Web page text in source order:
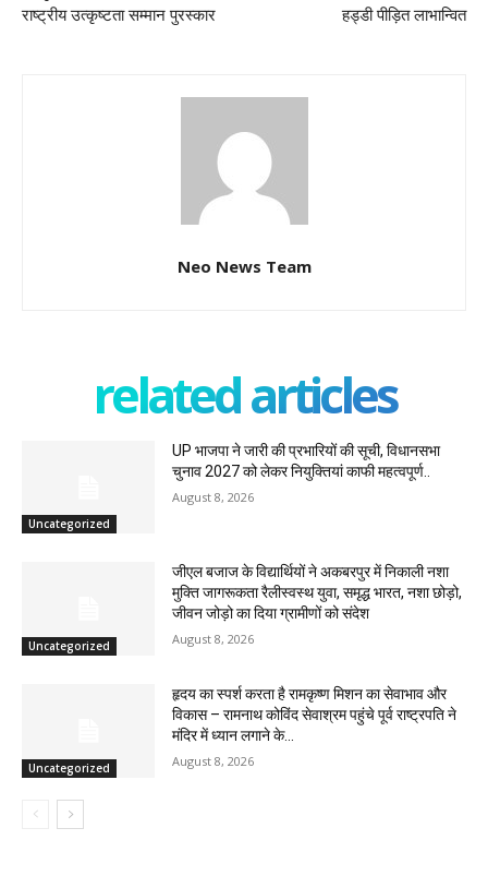
राष्ट्रीय उत्कृष्टता सम्मान पुरस्कार
हड्डी पीड़ित लाभान्वित
Neo News Team
related articles
Uncategorized
UP भाजपा ने जारी की प्रभारियों की सूची, विधानसभा
चुनाव 2027 को लेकर नियुक्तियां काफी महत्वपूर्ण..
August 8, 2026
Uncategorized
जीएल बजाज के विद्यार्थियों ने अकबरपुर में निकाली नशा
मुक्ति जागरूकता रैलीस्वस्थ युवा, समृद्ध भारत, नशा छोड़ो,
जीवन जोड़ो का दिया ग्रामीणों को संदेश
August 8, 2026
Uncategorized
हृदय का स्पर्श करता है रामकृष्ण मिशन का सेवाभाव और
विकास – रामनाथ कोविंद सेवाश्रम पहुंचे पूर्व राष्ट्रपति ने
मंदिर में ध्यान लगाने के...
August 8, 2026